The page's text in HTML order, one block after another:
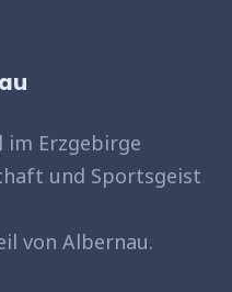
im Erzgebirge
und Sportsgeist
von Albernau.